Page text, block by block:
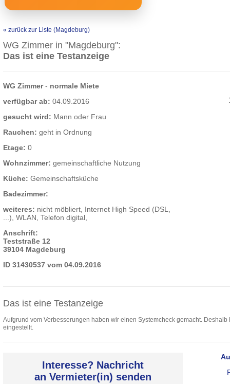
« zurück zur Liste (Magdeburg)
WG Zimmer in "Magdeburg":
Das ist eine Testanzeige
WG Zimmer- normale Miete
verfügbar ab: 04.09.2016
gesucht wird: Mann oder Frau
Rauchen: geht in Ordnung
Etage: 0
Wohnzimmer: gemeinschaftliche Nutzung
Küche: Gemeinschaftsküche
Badezimmer:
weiteres: nicht möbliert, Internet High Speed (DSL,
...), WLAN, Telefon digital,
Anschrift:
Teststraße 12
39104 Magdeburg
ID 31430537 vom 04.09.2016
Das ist eine Testanzeige
Aufgrund vom Verbesserungen haben wir einen Systemcheck gemacht.
eingestellt.
Interesse? Nachricht
an Vermieter(in) senden